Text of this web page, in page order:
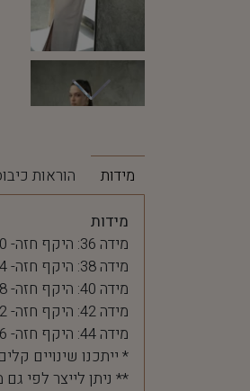
מידות הוראות
מידות
מידה 36: היקף חזה- 90 ס"מ, היקף מותן- 68 ס"מ
מידה 38: היקף חזה- 94 ס"מ, היקף מותן- 72 ס"מ
מידה 40: היקף חזה- 98 ס"מ, היקף מותן- 76 ס"מ
מידה 42: היקף חזה- 102 ס"מ, היקף מותן- 80 ס"מ
מידה 44: היקף חזה- 106 ס"מ, היקף מותן- 84 ס"מ
* ייתכנו שינויים
** ניתן לייצר לפי